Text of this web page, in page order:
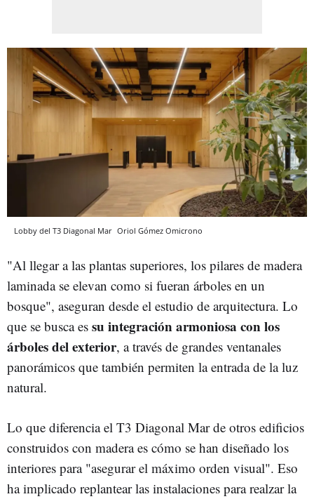
Lobby del T3 Diagonal Mar Oriol Gómez Omicrono
"Al llegar a las plantas superiores, los pilares de madera
laminada se elevan como si fueran árboles en un
bosque", aseguran desde el estudio de arquitectura. Lo
que se busca es su integración armoniosa con los
árboles del exterior, a través de grandes ventanales
panorámicos que también permiten la entrada de la luz
natural.
Lo que diferencia el T3 Diagonal Mar de otros edificios
construidos con madera es cómo se han diseñado los
interiores para "asegurar el máximo orden visual". Eso
ha implicado replantear las instalaciones para realzar la